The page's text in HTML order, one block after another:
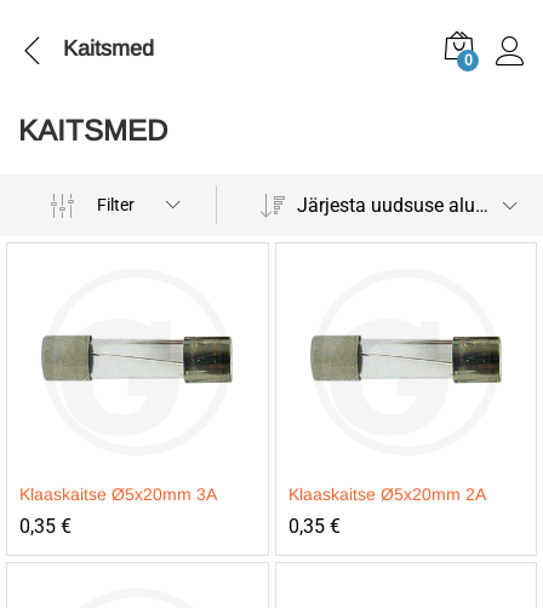
Kaitsmed 0
KAITSMED
Filter Järjesta uudsuse alusel
Klaaskaitse Ø5x20mm 3A
0,35 €
Klaaskaitse Ø5x20mm 2A
0,35 €